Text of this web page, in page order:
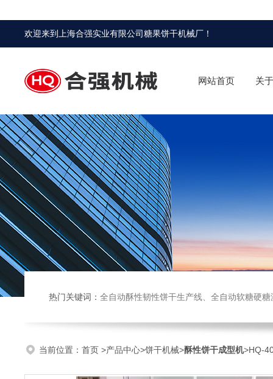
欢迎来到 上海合强实业有限公司糖果饼干机械厂 ！
网站首页 关
热门关键词： 全自动酥性韧性饼干生产线、全自动软糖硬糖浇注生产线、巧克力浇注生产线、桃酥饼干机、多功能曲奇机、热风旋
当前位置： 首页 >产品中心>饼干机械>酥性饼干成型机>HQ-